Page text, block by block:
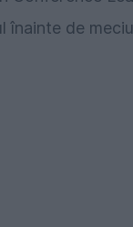
înainte de